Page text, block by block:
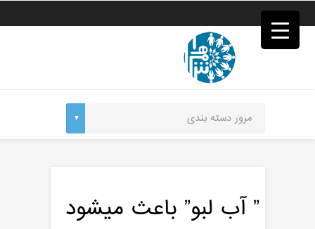
فصد
خون
تهران
” آب لبو” باعث میشود